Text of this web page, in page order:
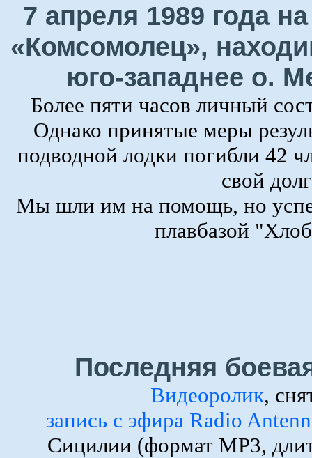
7 апреля 1989 года
«Комсомолец»,
юго-западнее о.
Более пяти часов личный
Однако принятые меры
подводной лодки погибли 42
свой
Мы шли им на помощь, но
плавбазой
Последняя
Видеоролик,
запись с эфира Radio
Сицилии (формат MP3,